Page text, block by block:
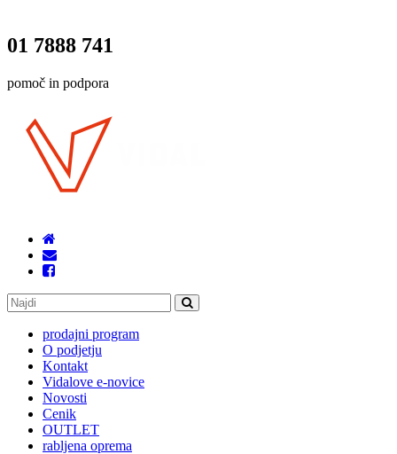
01 7888 741
pomoč in podpora
prodajni program
O podjetju
Kontakt
Vidalove e-novice
Novosti
Cenik
OUTLET
rabljena oprema